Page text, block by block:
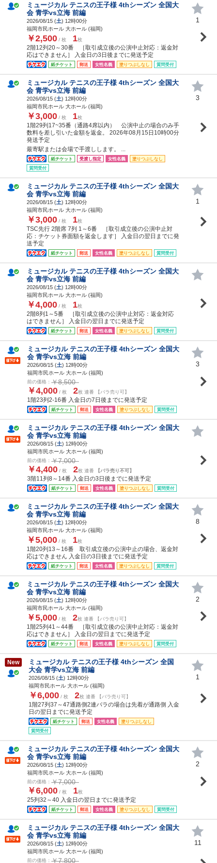
ミュージカル テニスの王子様 4thシーズン 全国大
会 青学vs立海 前編
2026/08/15 (土) 12時00分
福岡市民ホール 大ホール (福岡)
￥2,500 / 枚 1枚
2階12列20～30番 ［取引成立後の公演中止対応：返金対
応はできません］ 入金日の3日後までに発送予定
紙チケット 郵送 女性名義 塗りつぶしなし 質問受付
1
ミュージカル テニスの王子様 4thシーズン 全国大
会 青学vs立海 前編
2026/08/15 (土) 12時00分
福岡市民ホール 大ホール (福岡)
￥3,000 / 枚 1枚
1階29列17~35番（通路4席以内） 公演中止の場合のみ手
数料を差し引いた金額を返金。 2026年08月15日10時00分
発送予定
最寄駅または会場で手渡しします。 ...
紙チケット 受渡し指定 女性名義
塗りつぶしなし
質問受付
3
ミュージカル テニスの王子様 4thシーズン 全国大
会 青学vs立海 前編
2026/08/15 (土) 12時00分
福岡市民ホール 大ホール (福岡)
￥3,000 / 枚 1枚
TSC先行 2階席 7列 1～6番 ［取引成立後の公演中止対
応：チケット券面額を返金します］ 入金日の翌日までに発
送予定
紙チケット 郵送 女性名義 塗りつぶしなし 質問受付
1
ミュージカル テニスの王子様 4thシーズン 全国大
会 青学vs立海 前編
2026/08/15 (土) 12時00分
福岡市民ホール 大ホール (福岡)
￥4,000 / 枚 1枚
2階8列1～5番 ［取引成立後の公演中止対応：返金対応
はできません］ 入金日の翌日までに発送予定
紙チケット 郵送 女性名義 塗りつぶしなし 質問受付
ミュージカル テニスの王子様 4thシーズン 全国大
会 青学vs立海 前編
2026/08/15 (土) 12時00分
福岡市民ホール 大ホール (福岡)
前の価格： ￥8,500
￥4,000 / 枚 2枚 連番 【バラ売り可】
1階23列2-16番 入金日の7日後までに発送予定
紙チケット 郵送 女性名義 塗りつぶしなし 質問受付
3
ミュージカル テニスの王子様 4thシーズン 全国大
会 青学vs立海 前編
2026/08/15 (土) 12時00分
福岡市民ホール 大ホール (福岡)
前の価格： ￥7,000
￥4,400 / 枚 2枚 連番 【バラ売り不可】
3階11列8～14番 入金日の3日後までに発送予定
紙チケット 郵送 女性名義 塗りつぶしなし 質問受付
ミュージカル テニスの王子様 4thシーズン 全国大
会 青学vs立海 前編
2026/08/15 (土) 12時00分
福岡市民ホール 大ホール (福岡)
￥5,000 / 枚 1枚
1階20列13～16番 取引成立後の公演中止の場合、返金対
応はできません 入金日の3日後までに発送予定
紙チケット 郵送 女性名義 塗りつぶしなし 質問受付
8
ミュージカル テニスの王子様 4thシーズン 全国大
会 青学vs立海 前編
2026/08/15 (土) 12時00分
福岡市民ホール 大ホール (福岡)
￥5,000 / 枚 2枚 連番 【バラ売り可】
1階25列41～44番 ［取引成立後の公演中止対応：返金対
応はできません］ 入金日の翌日までに発送予定
紙チケット 郵送 女性名義 塗りつぶしなし 質問受付
2
New
ミュージカル テニスの王子様 4thシーズン 全国
大会 青学vs立海 前編
2026/08/15 (土) 12時00分
福岡市民ホール 大ホール (福岡)
￥6,000 / 枚 2枚 連番 【バラ売り可】
1階27列37～47通路側2連バラの場合は先着が通路側 入金
日の翌日までに発送予定
紙チケット 郵送 女性名義
塗りつぶしなし
質問受付
1
ミュージカル テニスの王子様 4thシーズン 全国大
会 青学vs立海 前編
2026/08/15 (土) 12時00分
福岡市民ホール 大ホール (福岡)
前の価格： ￥7,000
￥6,000 / 枚 1枚
25列32～40 入金日の翌日までに発送予定
紙チケット 郵送 女性名義 塗りつぶしなし 質問受付
2
ミュージカル テニスの王子様 4thシーズン 全国大
会 青学vs立海 前編
2026/08/15 (土) 12時00分
福岡市民ホール 大ホール (福岡)
前の価格： ￥7,800
11